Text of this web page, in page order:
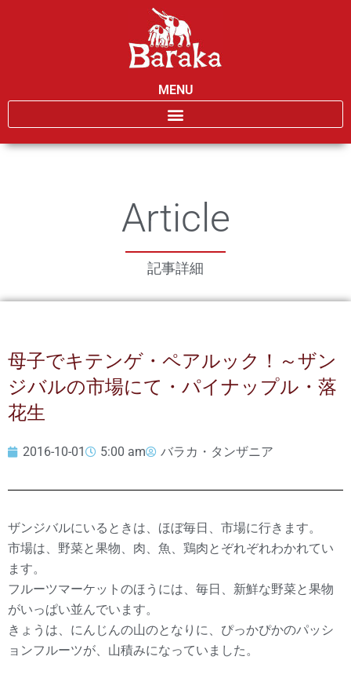
MENU
Article
記事詳細
母子でキテンゲ・ペアルック！～ザン
ジバルの市場にて・パイナップル・落
花生
2016-10-01 5:00 am バラカ・タンザニア
ザンジバルにいるときは、ほぼ毎日、市場に行きます。
市場は、野菜と果物、肉、魚、鶏肉とぞれぞれわかれてい
ます。
フルーツマーケットのほうには、毎日、新鮮な野菜と果物
がいっぱい並んでいます。
きょうは、にんじんの山のとなりに、ぴっかぴかのパッシ
ョンフルーツが、山積みになっていました。